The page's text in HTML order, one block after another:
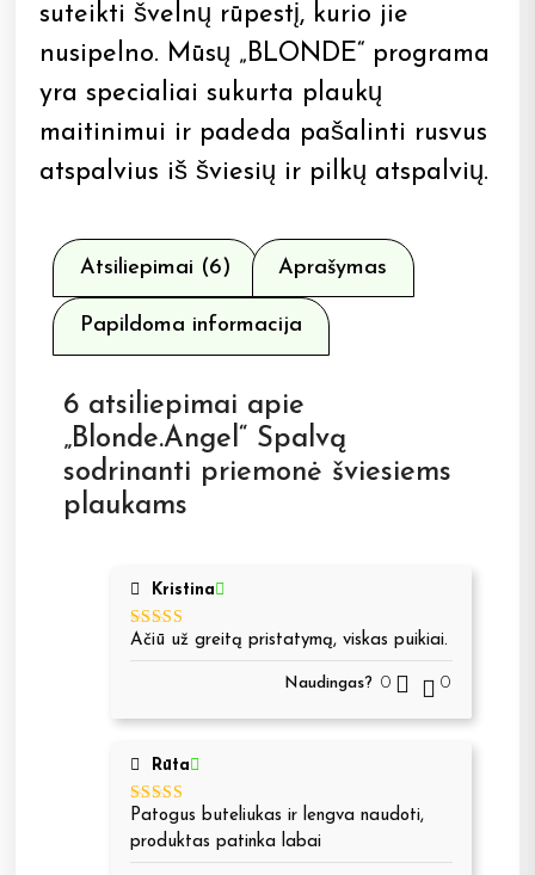
suteikti švelnų rūpestį, kurio jie
nusipelno. Mūsų „BLONDE“ programa
yra specialiai sukurta plaukų
maitinimui ir padeda pašalinti rusvus
atspalvius iš šviesių ir pilkų atspalvių.
Atsiliepimai (6) Aprašymas
Papildoma informacija
6 atsiliepimai apie
„Blonde.Angel“ Spalvą
sodrinanti priemonė šviesiems
plaukams
Kristina
Įvertinimas:
5iš 5
Ačiū už greitą pristatymą, viskas puikiai.
Naudingas? 0 0
Rūta
Įvertinimas:
iš 5
Patogus buteliukas ir lengva naudoti,
produktas patinka labai